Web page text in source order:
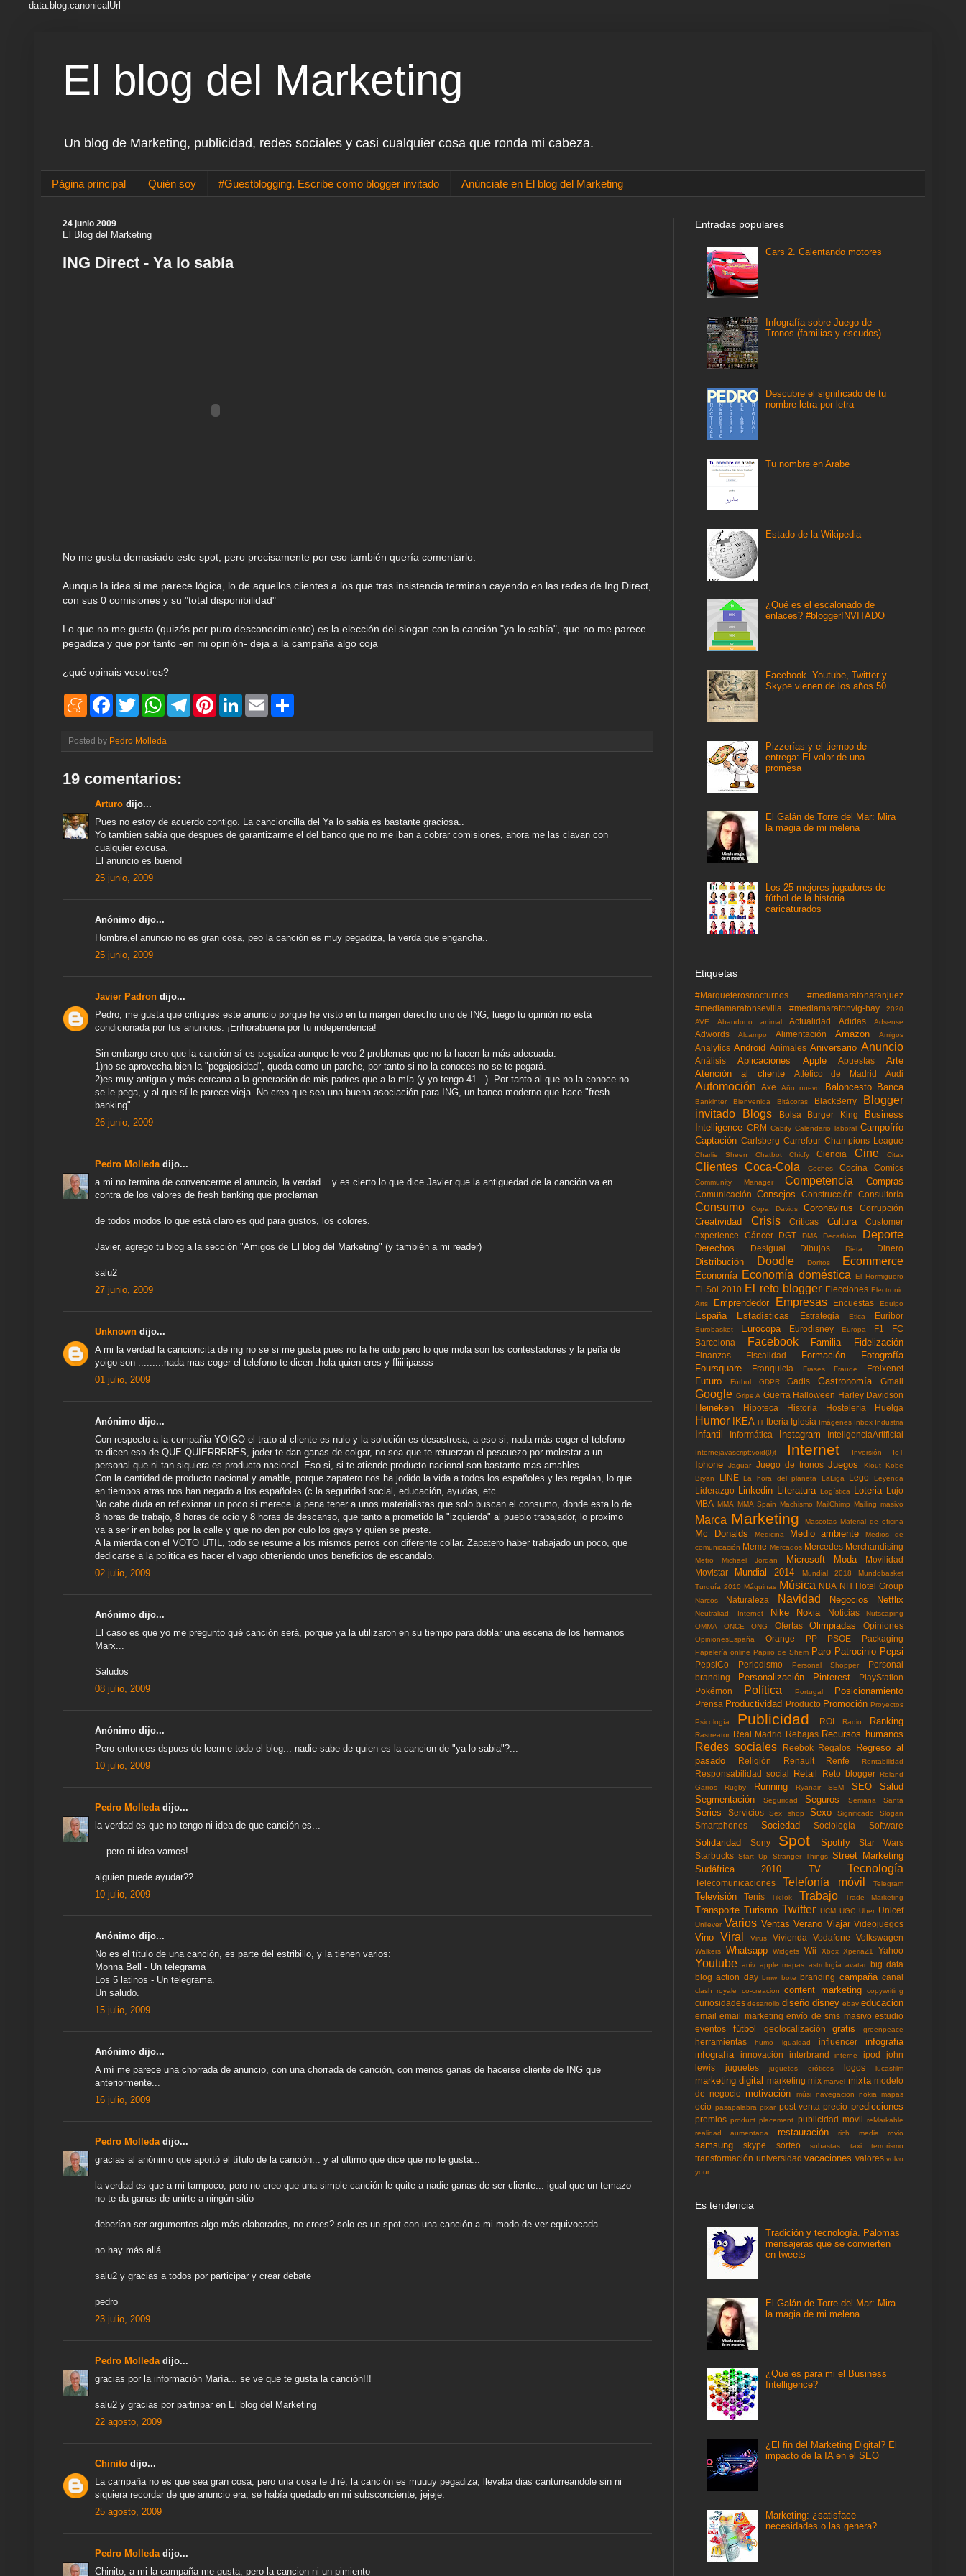
data:blog.canonicalUrl
El blog del Marketing
Un blog de Marketing, publicidad, redes sociales y casi cualquier cosa que ronda mi cabeza.
Página principal Quién soy #Guestblogging. Escribe como blogger invitado Anúnciate en El blog del Marketing
24 junio 2009
El Blog del Marketing
ING Direct - Ya lo sabía
No me gusta demasiado este spot, pero precisamente por eso también quería comentarlo.
Aunque la idea si me parece lógica, lo de aquellos clientes a los que tras insistencia terminan cayendo en las redes de Ing Direct,
con sus 0 comisiones y su "total disponibilidad"
Lo que no me gusta (quizás por puro desconocimiento) es la elección del slogan con la canción "ya lo sabía", que no me parece
pegadiza y que por tanto -en mi opinión- deja a la campaña algo coja
¿qué opinais vosotros?
M
a
F
b
k
T
w
t
W
s
p
T
P
L
E
Posted by Pedro Molleda
19 comentarios:
Arturo dijo...
Pues no estoy de acuerdo contigo. La cancioncilla del Ya lo sabia es bastante graciosa..
Yo tambien sabía que despues de garantizarme el del banco que no me iban a cobrar comisiones, ahora me las clavan con
cualquier excusa.
El anuncio es bueno!
25 junio, 2009
Anónimo dijo...
Hombre,el anuncio no es gran cosa, peo la canción es muy pegadiza, la verda que engancha..
25 junio, 2009
Javier Padron dijo...
Pedro, me gusta que critiques este anuncio porque he visto en tu margen derecho uno de ING, luego tu opinión no está
condicionada por tus anuncios. ¡Enhorabuena por tu independencia!
Sin embargo creo que la canción sí es pegadiza aunque le veo 2 problemas que no la hacen la más adecuada:
1)no se aprovecha bien la "pegajosidad", queda como un parche, por tanto si no la conoces no se te pegará.
2)es muy antigua y más cercana a la generación de mis padres que a la mía (y yo tengo 41...). Por tanto al que no la conoce no
se le pega, y al que sí le parece vieja. No creo que sea una buena asociación para ING, un banco moderno que hace "fresh
banking"...
26 junio, 2009
Pedro Molledadijo...
a mi no termina de convencerme el anuncio, la verdad... y es cierto lo que dice Javier que la antiguedad de la canción va en
contra de los valores de fresh banking que proclaman
de todos modos lo que está claro es qud para gustos, los colores.
Javier, agrego tu blog a la sección "Amigos de El blog del Marketing" (y también a mi reader)
salu2
27 junio, 2009
Unknown dijo...
A mi la verdad la cancioncita de ing no se si me gusta pues no la he oido pero lo que mola son los contestadores y la peña de
yoigo son .........nada mas coger el telefono te dicen .hola quien eres y fliiiiipasss
01 julio, 2009
Anónimo dijo...
Con respecto a la compañia YOIGO el trato al cliente es nulo y la solución es desastrosa, a eso si, nada más coger el telefono
te dicen eso de QUE QUIERRRRES, joder te dan ganas de colgar, no sea que te retuerzan el pescuezo por molestar a un
personal que ni tan siquiera es producto nacional. Eso si, si te atiende producto nacional son bastante mas amables.
Con la cantidad de producto nacional y amable, porque zapatero nos ha jodido la vida a todos los españoles y les regalan, lo que
en tiempos atras nos han negado a los españoles (c la seguridad social, educación, ayudas, etc....
No cabe duda en reflexionar un poco si merece la pena tener a unos materialistas que solo buscan el consumo, donde esta lo de
8 horas de trabajo, 8 horas de ocio y 8 horas de descanso, que tanto a prometido la "izquierda" al pueblo trabajador, lo proximo
va a ser ir en bolas por la calle y que no den por culo los gays y quien se preste.
A la mierda con el VOTO UTIL, todo se resume a los mismos perros con diferente collar. Zapatero haber trabajado un poco, que
dedicarse a la politica es hacer el vago obteniendo unos beneficios de escandalo.
02 julio, 2009
Anónimo dijo...
El caso es que yo me pregunto qué canción será, porque ya la utilizaron en su tiempo para doblar una escena de los hermanos
Marx...
Saludos
08 julio, 2009
Anónimo dijo...
Pero entonces dspues de leerme todo el blog... nadie sabe de quien es la cancion de "ya lo sabia"?...
10 julio, 2009
Pedro Molledadijo...
la verdad es que no tengo ni idea de que canción es...
... pero ni idea vamos!
alguien puede ayudar??
10 julio, 2009
Anónimo dijo...
No es el título de una canción, es parte del estribillo, y la tienen varios:
Monna Bell - Un telegrama
Los 5 latinos - Un telegrama.
Un saludo.
15 julio, 2009
Anónimo dijo...
A mí me parece una chorrada de anuncio, con una chorrada de canción, con menos ganas de hacerse cliente de ING que
anteriormente...
16 julio, 2009
Pedro Molledadijo...
gracias al anónimo que aportó el título de la canción... y al último que dice que no le gusta...
la verdad es que a mi tampoco, pero no creo que una simple canción le quite a nadie ganas de ser cliente... igual que un temazo
no te da ganas de unirte a ningún sitio
deberían ser argumentos algo más elaborados, no crees? solo es un spot con una canción a mi modo de ver equivocada.
no hay más allá
salu2 y gracias a todos por participar y crear debate
pedro
23 julio, 2009
Pedro Molledadijo...
gracias por la información María... se ve que te gusta la canción!!!
salu2 y gracias por partiripar en El blog del Marketing
22 agosto, 2009
Chinito dijo...
La campaña no es que sea gran cosa, pero una cosa te diré, la canción es muuuy pegadiza, llevaba dias canturreandole sin ni
siquiera recordar de que anuncio era, se había quedado en mi subsconciente, jejeje.
25 agosto, 2009
Pedro Molledadijo...
Chinito, a mi la campaña me gusta, pero la cancion ni un pimiento
Entradas populares
Cars 2. Calentando motores
Infografía sobre Juego de
Tronos (familias y escudos)
Descubre el significado de tu
nombre letra por letra
Tu nombre en Arabe
Estado de la Wikipedia
¿Qué es el escalonado de
enlaces? #bloggerINVITADO
Facebook. Youtube, Twitter y
Skype vienen de los años 50
Pizzerías y el tiempo de
entrega: El valor de una
promesa
El Galán de Torre del Mar: Mira
la magia de mi melena
Los 25 mejores jugadores de
fútbol de la historia
caricaturados
Etiquetas
#Marqueterosnocturnos
#mediamaratonaranjuez
#mediamaratonsevilla
#mediamaratonvig-bay
2020
AVE
Abandono animal Actualidad Adidas Adsense
Adwords Alcampo Alimentación Amazon Amigos
Analytics Android Animales Aniversario Anuncio
Análisis Aplicaciones Apple Apuestas
Arte
Atención al cliente
Atlético de Madrid Audi
Automoción Axe Año nuevo Baloncesto Banca
Bankinter Bienvenida Bitácoras BlackBerry
Blogger
invitado
Blogs Bolsa Burger King
Business
Intelligence CRM Cabify Calendario laboral Campofrío
Captación Carlsberg Carrefour Champions League
Charlie Sheen Chatbot Chicfy Ciencia Cine Citas
Clientes Coca-Cola Coches Cocina Comics
Community Manager Competencia Compras
Comunicación Consejos Construcción Consultoría
Consumo Copa Davids Coronavirus Corrupción
Creatividad Crisis Críticas Cultura
Customer
experience
Cáncer DGT DMA Decathlon Deporte
Derechos Desigual Dibujos Dieta Dinero
Distribución Doodle Doritos Ecommerce
Economía Economía doméstica El Hormiguero
El Sol 2010 El reto blogger Elecciones Electronic
Arts
Emprendedor Empresas Encuestas Equipo
España Estadísticas Estrategia Etica Euribor
Eurobasket Eurocopa Eurodisney Europa F1
FC
Barcelona
Facebook Familia Fidelización
Finanzas Fiscalidad Formación
Fotografía
Foursquare
Franquicia Frases Fraude Freixenet
Futuro Fùtbol GDPR Gadis Gastronomía Gmail
Google Gripe A Guerra Halloween Harley Davidson
Heineken Hipoteca Historia Hostelería Huelga
Humor IKEA IT Iberia Iglesia Imágenes Inbox Industria
Infantil Informática Instagram InteligenciaArtificial
Internejavascript:void(0)t Internet Inversión IoT
Iphone Jaguar Juego de tronos Juegos Klout Kobe
Bryan
LINE La hora del planeta LaLiga Lego Leyenda
Liderazgo Linkedin Literatura Logística Loteria Lujo
MBA MMA MMA Spain Machismo MailChimp Mailing masivo
Marca Marketing Mascotas Material de oficina
Mc Donalds Medicina Medio ambiente
Medios de
comunicación Meme Mercados Mercedes Merchandising
Metro Michael Jordan Microsoft Moda
Movilidad
Movistar
Mundial 2014 Mundial 2018
Mundobasket
Turquía 2010 Máquinas Música NBA NH Hotel Group
Narcos Naturaleza Navidad Negocios Netflix
Neutraliad; Internet Nike Nokia Noticias
Nutscaping
OMMA
ONCE ONG Ofertas Olimpiadas Opiniones
OpinionesEspaña Orange PP PSOE Packaging
Papelería online Papiro de Shem Paro Patrocinio Pepsi
PepsiCo Periodismo Personal Shopper
Personal
branding
Personalización Pinterest
PlayStation
Pokémon
Política Portugal Posicionamiento
Prensa Productividad Producto Promoción Proyectos
Psicología Publicidad ROI Radio Ranking
Rastreator Real Madrid Rebajas Recursos humanos
Redes sociales Reebok Regalos
Regreso al
pasado
Religión Renault Renfe Rentabilidad
Responsabilidad social Retail Reto blogger Roland
Garros
Rugby Running Ryanair SEM SEO
Salud
Segmentación
Seguridad Seguros Semana Santa
Series Servicios Sex shop Sexo Significado Slogan
Smartphones Sociedad Sociología Software
Solidaridad Sony Spot Spotify
Star Wars
Starbucks Start Up Stranger Things Street Marketing
Sudáfrica 2010
TV Tecnología
Telecomunicaciones Telefonía móvil Telegram
Televisión Tenis TikTok Trabajo Trade Marketing
Transporte Turismo Twitter UCM UGC Uber Unicef
Unilever Varios Ventas Verano Viajar Videojuegos
Vino Viral Virus Vivienda Vodafone Volkswagen
Walkers Whatsapp Widgets Wii Xbox XperiaZ1 Yahoo
Youtube aniv apple mapas astrología avatar big data
blog action day bmw bote branding campaña canal
clash royale co-creacion content marketing copywriting
curiosidades desarrollo diseño disney ebay educacion
email email marketing envío de sms masivo estudio
eventos
fútbol geolocalización gratis greenpeace
herramientas humo igualdad influencer
infografia
infografía
innovación interbrand interne ipod
john
lewis
juguetes juguetes eróticos logos lucasfilm
marketing digital marketing mix marvel mixta modelo
de negocio motivación músi navegacion nokia mapas
ocio pasapalabra pixar post-venta precio predicciones
premios product placement publicidad movil reMarkable
realidad aumentada
restauración rich media rovio
samsung skype sorteo subastas taxi terrorismo
transformación universidad vacaciones valores volvo
your
Es tendencia
Tradición y tecnología. Palomas
mensajeras que se convierten
en tweets
El Galán de Torre del Mar: Mira
la magia de mi melena
¿Qué es para mi el Business
Intelligence?
¿El fin del Marketing Digital? El
impacto de la IA en el SEO
Marketing: ¿satisface
necesidades o las genera?